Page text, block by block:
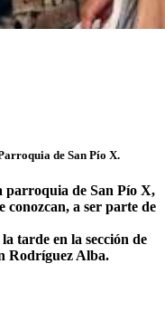
de San Pío X.
parroquia de San Pío X,
conozcan, a ser parte de
tarde en la sección de
Rodríguez Alba.